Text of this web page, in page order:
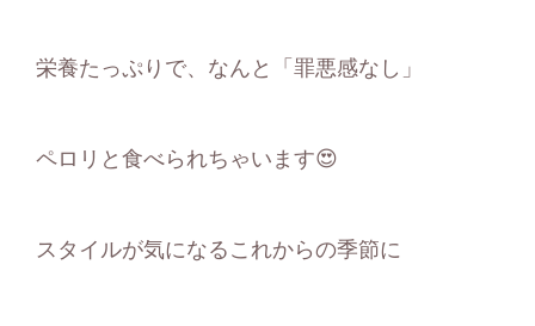
栄養たっぷりで、なんと「罪悪感なし」
ペロリと食べられちゃいます😍
スタイルが気になるこれからの季節に